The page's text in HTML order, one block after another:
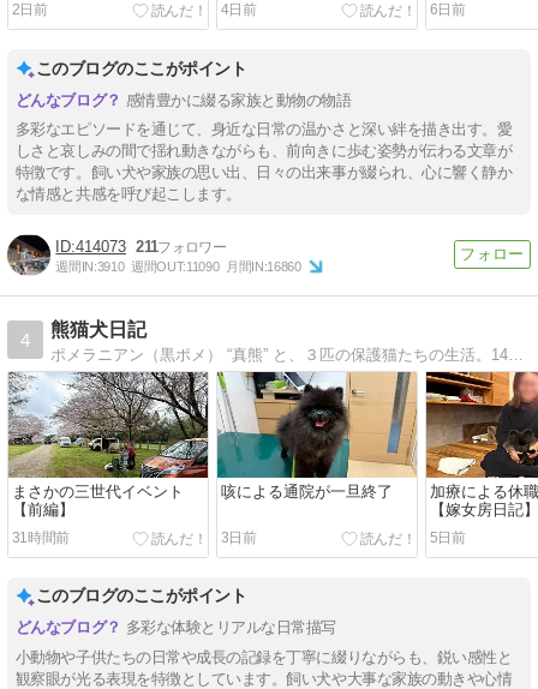
2日前 4日前 6日前
このブログのここがポイント
感情豊かに綴る家族と動物の物語
多彩なエピソードを通じて、身近な日常の温かさと深い絆を描き出す。愛
しさと哀しみの間で揺れ動きながらも、前向きに歩む姿勢が伝わる文章が
特徴です。飼い犬や家族の思い出、日々の出来事が綴られ、心に響く静か
な情感と共感を呼び起こします。
414073 211
週間IN:3910 週間OUT:11090 月間IN:16860
4
熊猫犬日記
ポメラニアン（黒ポメ） “真熊” と、３匹の保護猫たちの生活。14歳で旅立ったアライグマ “千寿” との思い出も。
まさかの三世代イベント
【前編】
31時間前
咳による通院が一旦終了
3日前
加療による休
【嫁女房日記】
5日前
このブログのここがポイント
多彩な体験とリアルな日常描写
小動物や子供たちの日常や成長の記録を丁寧に綴りながらも、鋭い感性と
観察眼が光る表現を特徴としています。飼い犬や大事な家族の動きや心情